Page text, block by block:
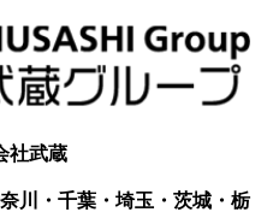
社武蔵
川・千葉・埼玉・茨城・栃